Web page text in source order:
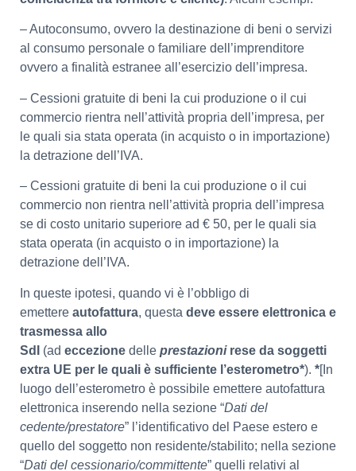
– Autoconsumo, ovvero la destinazione di beni o servizi
al consumo personale o familiare dell’imprenditore
ovvero a finalità estranee all’esercizio dell’impresa.
– Cessioni gratuite di beni la cui produzione o il cui
commercio rientra nell’attività propria dell’impresa, per
le quali sia stata operata (in acquisto o in importazione)
la detrazione dell’IVA.
– Cessioni gratuite di beni la cui produzione o il cui
commercio non rientra nell’attività propria dell’impresa
se di costo unitario superiore ad € 50, per le quali sia
stata operata (in acquisto o in importazione) la
detrazione dell’IVA.
In queste ipotesi, quando vi è l’obbligo di
emettere autofattura, questa deve essere elettronica e
trasmessa allo
SdI (ad eccezione delle prestazioni rese da soggetti
extra UE per le quali è sufficiente l’esterometro*). *[In
luogo dell’esterometro è possibile emettere autofattura
elettronica inserendo nella sezione “Dati del
cedente/prestatore” l’identificativo del Paese estero e
quello del soggetto non residente/stabilito; nella sezione
“Dati del cessionario/committente” quelli relativi al